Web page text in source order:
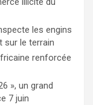
les engins
sur le terrain
renforcée
», un grand
7 juin